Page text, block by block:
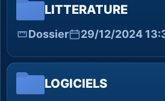
LITTERATURE
Dossier 29/12/2024
LOGICIELS